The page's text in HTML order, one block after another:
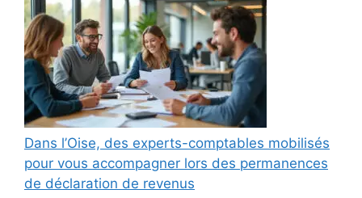
Dans l’Oise, des experts-comptables mobilisés
pour vous accompagner lors des permanences
de déclaration de revenus